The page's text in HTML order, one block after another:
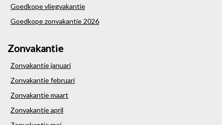
Goedkope vliegvakantie
Goedkope zonvakantie 2026
Zonvakantie
Zonvakantie januari
Zonvakantie februari
Zonvakantie maart
Zonvakantie april